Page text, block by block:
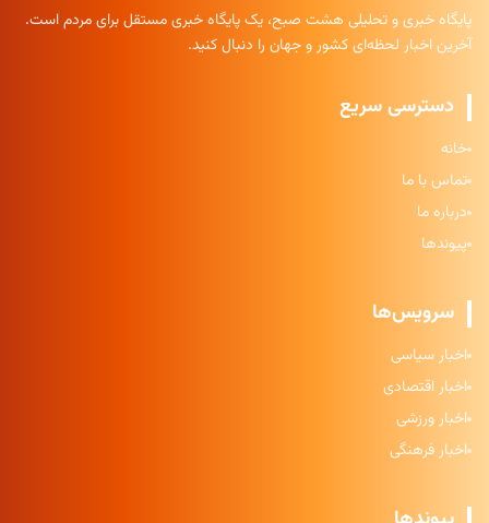
پایگاه خبری و تحلیلی هشت صبح، یک پایگاه خبری مستقل برای مردم است.
آخرین اخبار لحظه‌ای کشور و جهان را دنبال کنید.
دسترسی سریع
خانه
تماس با ما
درباره ما
پیوندها
سرویس‌ها
اخبار سیاسی
اخبار اقتصادی
اخبار ورزشی
اخبار فرهنگی